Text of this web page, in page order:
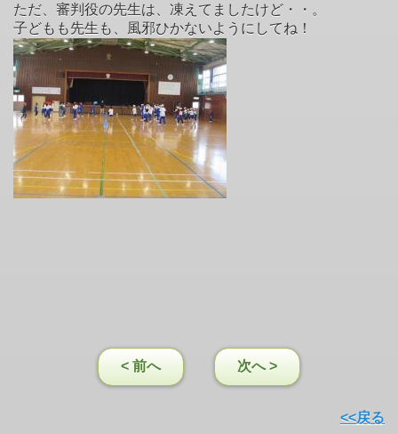
ただ、審判役の先生は、凍えてましたけど・・。
子どもも先生も、風邪ひかないようにしてね！
< 前へ 次へ >
<<戻る